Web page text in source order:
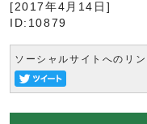
[2017年4月14日]
ID:10879
ソーシャルサイトへのリ